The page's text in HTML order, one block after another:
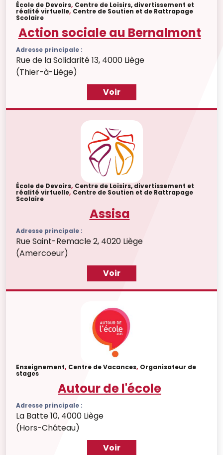
École de Devoirs, Centre de Loisirs, divertissement et
réalité virtuelle, Centre de Soutien et de Rattrapage
Scolaire
Action sociale au Bernalmont
Adresse principale :
Rue de la Solidarité 13, 4000 Liège
(Thier-à-Liège)
Voir
École de Devoirs, Centre de Loisirs, divertissement et
réalité virtuelle, Centre de Soutien et de Rattrapage
Scolaire
Assisa
Adresse principale :
Rue Saint-Remacle 2, 4020 Liège
(Amercoeur)
Voir
Enseignement, Centre de Vacances, Organisateur de
stages
Autour de l'école
Adresse principale :
La Batte 10, 4000 Liège
(Hors-Château)
Voir